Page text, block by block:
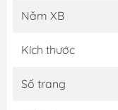
Năm XB
Kích thước
Số trang